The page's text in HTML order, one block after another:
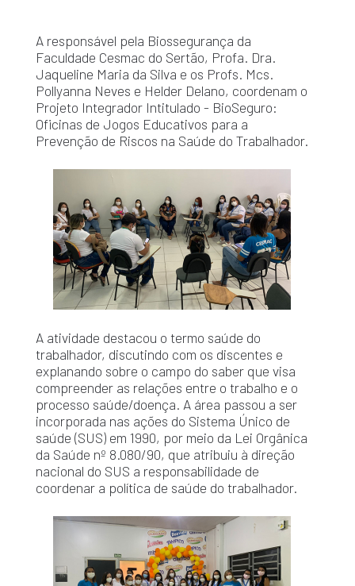
A responsável pela Biossegurança da
Faculdade Cesmac do Sertão, Profa. Dra.
Jaqueline Maria da Silva e os Profs. Mcs.
Pollyanna Neves e Helder Delano, coordenam o
Projeto Integrador Intitulado - BioSeguro:
Oficinas de Jogos Educativos para a
Prevenção de Riscos na Saúde do Trabalhador.
A atividade destacou o termo saúde do
trabalhador, discutindo com os discentes e
explanando sobre o campo do saber que visa
compreender as relações entre o trabalho e o
processo saúde/doença. A área passou a ser
incorporada nas ações do Sistema Único de
saúde (SUS) em 1990, por meio da Lei Orgânica
da Saúde nº 8.080/90, que atribuiu à direção
nacional do SUS a responsabilidade de
coordenar a política de saúde do trabalhador.